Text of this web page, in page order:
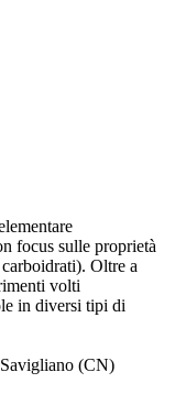
focus sulle proprietà
Oltre a
volti
in diversi tipi di
(CN)